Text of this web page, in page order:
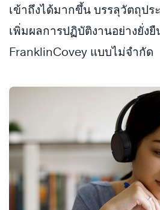
เข้าถึงได้มากขึ้น บรรลุวัตถุปร
เพิ่มผลการปฏิบัติงานอย่างยั่ง
FranklinCovey แบบไม่จำกัด